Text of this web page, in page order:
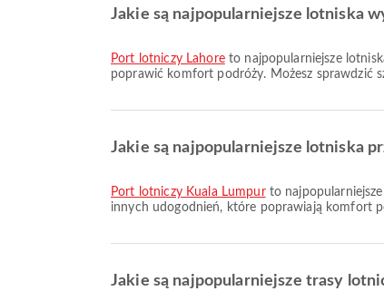
Jakie są najpopularniejsze lotniska
Port lotniczy Lahoreto najpopularniejsze
poprawić komfort podróży. Możesz sprawdzić
Jakie są najpopularniejsze lotniska
Port lotniczy Kuala Lumpurto najpopularniejsze
innych udogodnień, które poprawiają komfort
Jakie są najpopularniejsze trasy